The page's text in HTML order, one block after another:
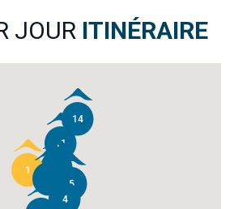
JOUR ITINÉRAIRE
1
4
5
11
14